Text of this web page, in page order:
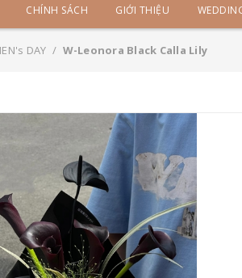
CHÍNH SÁCH GIỚI THIỆU
DAY / W-Leonora Black Calla Lily